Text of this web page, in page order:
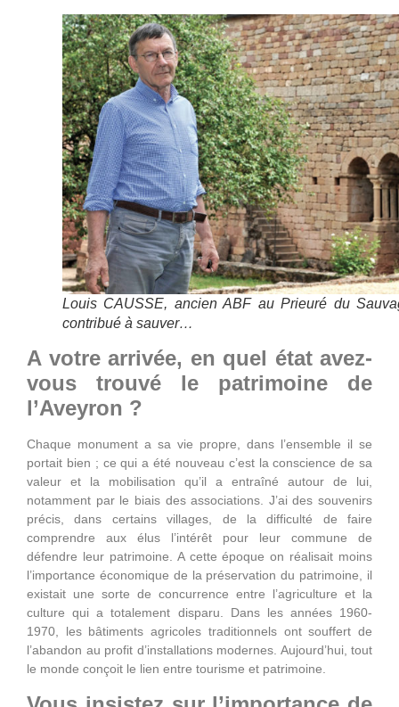
Louis CAUSSE, ancien ABF au Prieuré du
contribué à sauver…
A votre arrivée, en quel état avez-
vous trouvé le patrimoine de
l’Aveyron ?
Chaque monument a sa vie propre, dans l’ensemble il se
portait bien ; ce qui a été nouveau c’est la conscience de sa
valeur et la mobilisation qu’il a entraîné autour de lui,
notamment par le biais des associations. J’ai des souvenirs
précis, dans certains villages, de la difficulté de faire
comprendre aux élus l’intérêt pour leur commune de
défendre leur patrimoine. A cette époque on réalisait moins
l’importance économique de la préservation du patrimoine, il
existait une sorte de concurrence entre l’agriculture et la
culture qui a totalement disparu. Dans les années 1960-
1970, les bâtiments agricoles traditionnels ont souffert de
l’abandon au profit d’installations modernes. Aujourd’hui, tout
le monde conçoit le lien entre tourisme et patrimoine.